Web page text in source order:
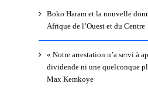
Boko Haram et la nouvelle
Afrique de l’Ouest et du Centre
« Notre arrestation n’a servi à
dividende ni une quelconque
Max Kemkoye